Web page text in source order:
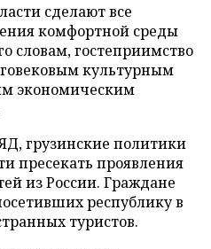
сделают все
комфортной среды
словам, гостеприимство
культурным
экономическим
грузинские политики
пресекать проявления
из России. Граждане
республику в
туристов.